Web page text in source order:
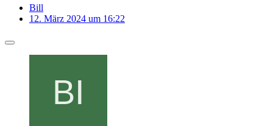
Bill
12. März 2024 um 16:22